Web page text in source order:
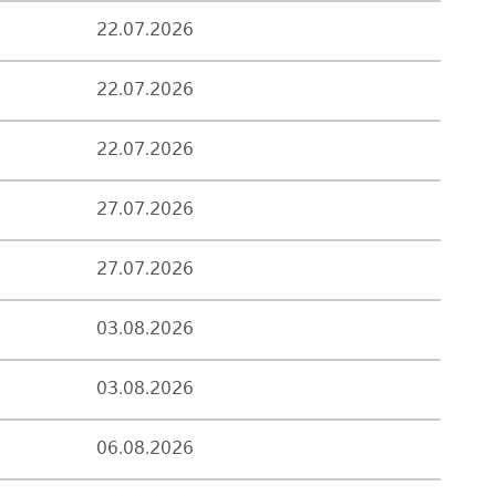
22.07.2026
22.07.2026
22.07.2026
27.07.2026
27.07.2026
03.08.2026
03.08.2026
06.08.2026